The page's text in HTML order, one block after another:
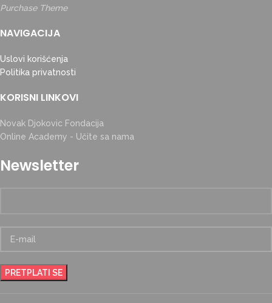
Purchase Theme
NAVIGACIJA
Uslovi korišćenja
Politika privatnosti
KORISNI LINKOVI
Novak Djokovic Fondacija
Online Academy - Učite sa nama
Newsletter